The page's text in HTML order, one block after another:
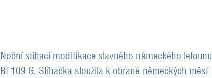
Noční stíhací modifikace slavného německého letounu
Bf 109 G. Stíhačka sloužila k obraně německých měst